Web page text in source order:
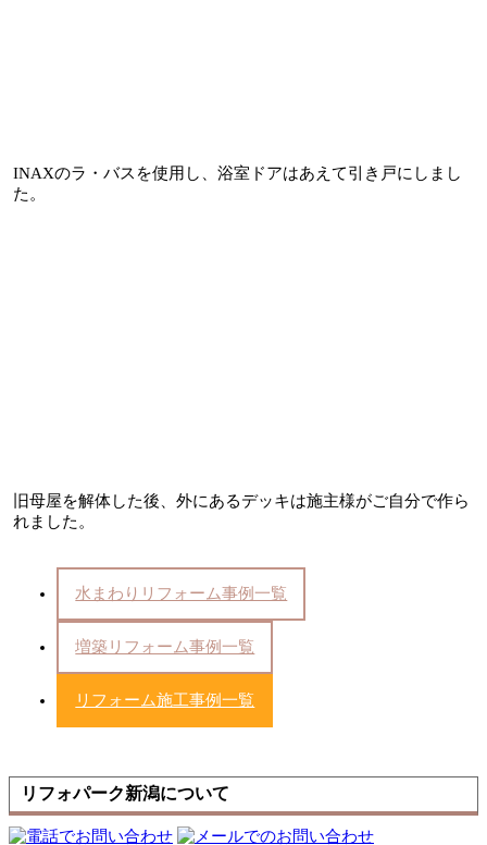
INAXのラ・バスを使用し、浴室ドアはあえて引き戸にしまし
た。
旧母屋を解体した後、外にあるデッキは施主様がご自分で作ら
れました。
水まわりリフォーム事例一覧
増築リフォーム事例一覧
リフォーム施工事例一覧
リフォパーク新潟について